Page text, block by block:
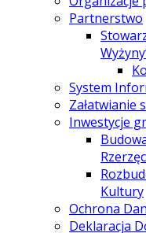
Partnerstwo
System
Załatwianie
Inwestycje
Kultury
Ochrona
Deklaracja